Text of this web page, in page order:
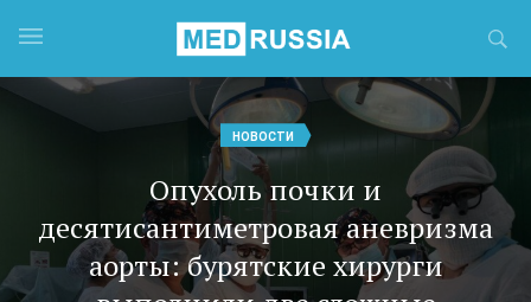
НОВОСТИ
Опухоль почки и
десятисантиметровая аневризма
аорты: бурятские хирурги